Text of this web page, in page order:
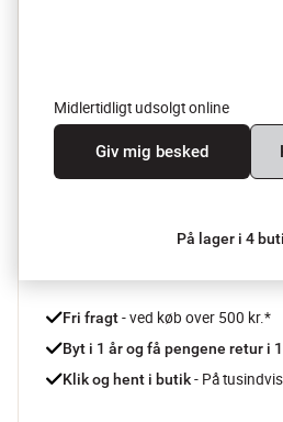
Midlertidligt udsolgt online
Giv mig besked
På lager i 4
Fri fragt - ved køb over 500 kr.*
Byt i 1 år og få pengene retur i
Klik og hent i butik - På